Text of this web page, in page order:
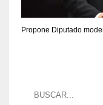
Propone Diputado